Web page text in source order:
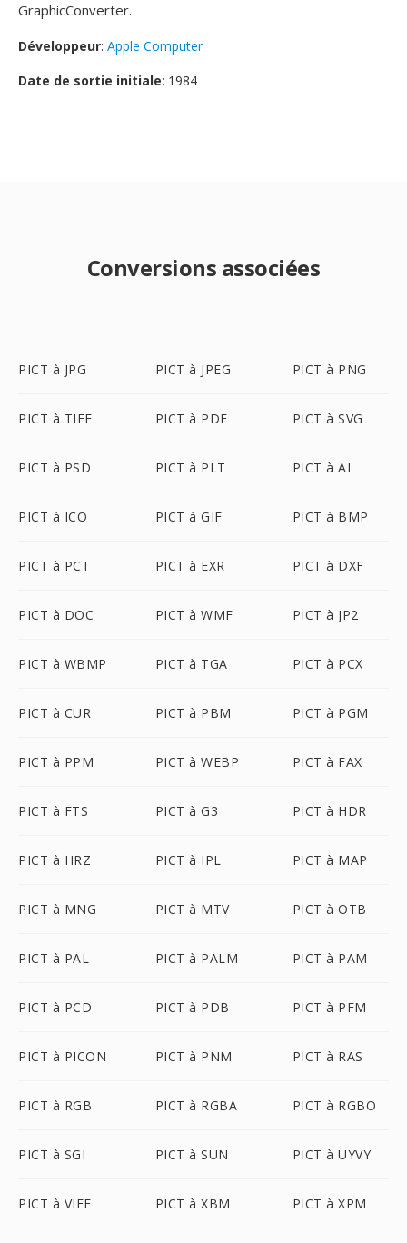
GraphicConverter.
Développeur: Apple Computer
Date de sortie initiale: 1984
Conversions associées
PICT à JPG PICT à JPEG PICT à PNG
PICT à TIFF PICT à PDF PICT à SVG
PICT à PSD PICT à PLT PICT à AI
PICT à ICO PICT à GIF PICT à BMP
PICT à PCT PICT à EXR PICT à DXF
PICT à DOC PICT à WMF PICT à JP2
PICT à WBMP PICT à TGA PICT à PCX
PICT à CUR PICT à PBM PICT à PGM
PICT à PPM PICT à WEBP PICT à FAX
PICT à FTS PICT à G3 PICT à HDR
PICT à HRZ PICT à IPL PICT à MAP
PICT à MNG PICT à MTV PICT à OTB
PICT à PAL PICT à PALM PICT à PAM
PICT à PCD PICT à PDB PICT à PFM
PICT à PICON PICT à PNM PICT à RAS
PICT à RGB PICT à RGBA PICT à RGBO
PICT à SGI PICT à SUN PICT à UYVY
PICT à VIFF PICT à XBM PICT à XPM